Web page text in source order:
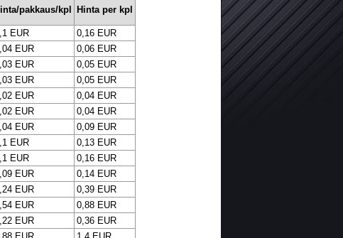
pakkaus/kpl Hinta per kpl
EUR
0,16 EUR
EUR
0,06 EUR
EUR
0,05 EUR
EUR
0,05 EUR
EUR
0,04 EUR
EUR
0,04 EUR
EUR
0,09 EUR
EUR
0,13 EUR
EUR
0,16 EUR
EUR
0,14 EUR
EUR
0,39 EUR
EUR
0,88 EUR
EUR
0,36 EUR